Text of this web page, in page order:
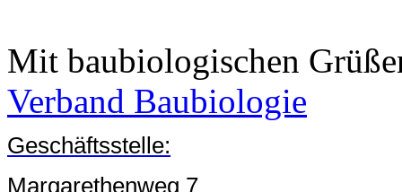
Mit baubiologischen
Verband Baubiologie
Geschäftsstelle:
Margarethenweg 7